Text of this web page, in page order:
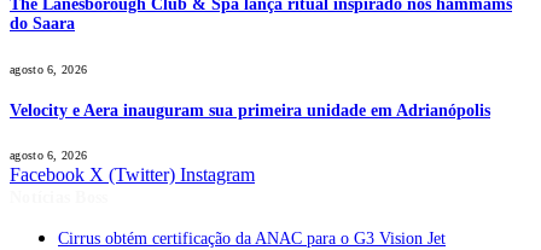
The Lanesborough Club & Spa lança ritual inspirado nos hammams
do Saara
agosto 6, 2026
Velocity e Aera inauguram sua primeira unidade em Adrianópolis
agosto 6, 2026
Facebook X (Twitter) Instagram
Cirrus obtém certificação da ANAC para o G3 Vision Jet